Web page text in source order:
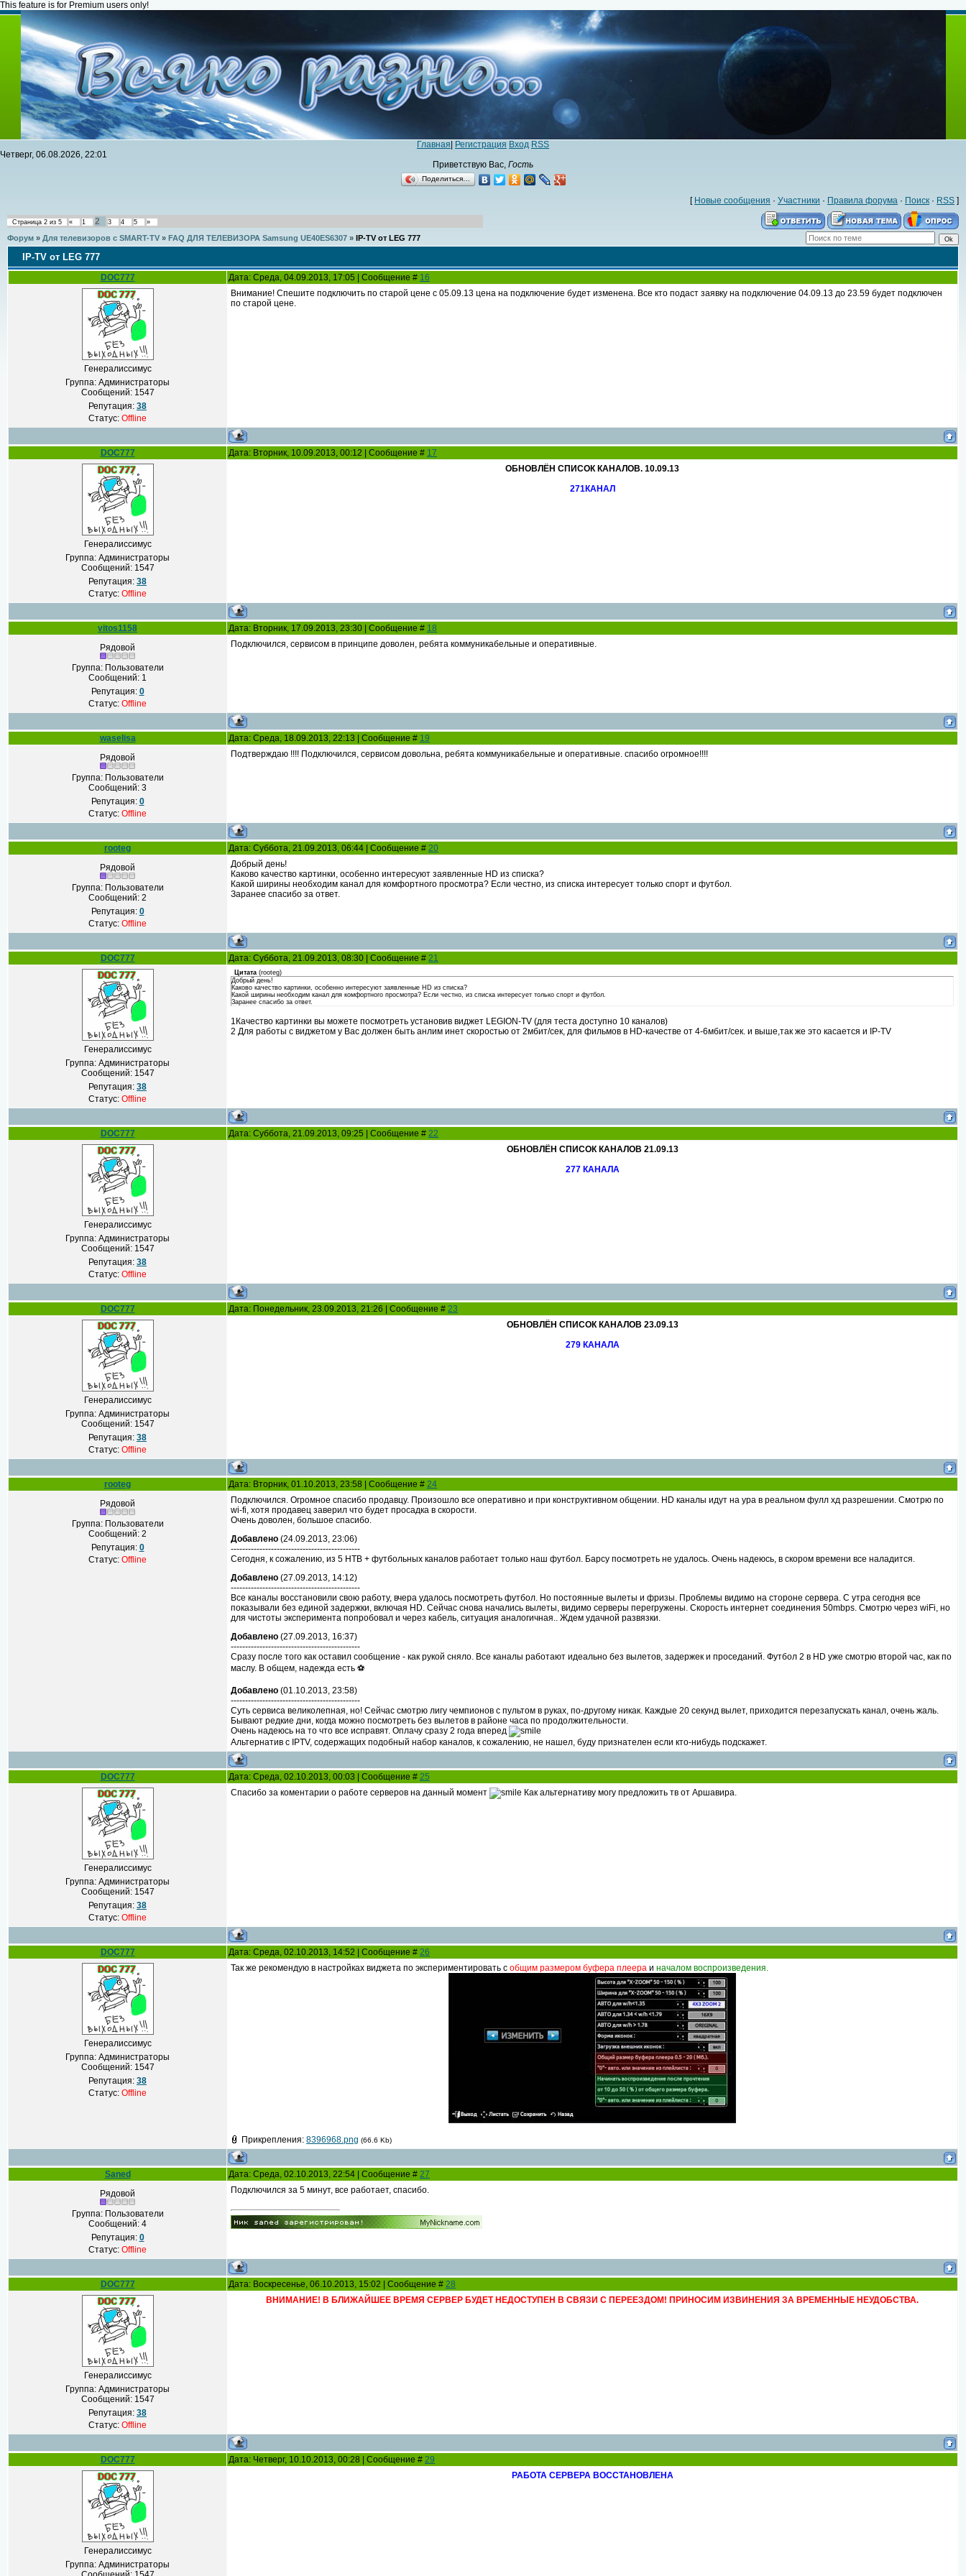
This feature is for Premium users only!
Главная Регистрация Вход RSS
Четверг, 06.08.2026, 22:01
Приветствую Вас, Гость
Поделиться…
[ Новые сообщения · Участники · Правила форума · Поиск · RSS ]
Страница 2 из 5 « 1 2 3 4 5 »
Форум » Для телевизоров с SMART-TV » FAQ ДЛЯ ТЕЛЕВИЗОРА Samsung UE40ES6307 » IP-ТV от LEG 777
IP-ТV от LEG 777
DOC777 Дата: Среда, 04.09.2013, 17:05 | Сообщение # 16
Генералиссимус
Группа: Администраторы
Сообщений: 1547
Репутация: 38
Статус: Offline
Внимание! Спешите подключить по старой цене с 05.09.13 цена на подключение будет изменена. Все кто подаст заявку на подключение 04.09.13 до 23.59 будет подключен
по старой цене.
DOC777 Дата: Вторник, 10.09.2013, 00:12 | Сообщение # 17
Генералиссимус
Группа: Администраторы
Сообщений: 1547
Репутация: 38
Статус: Offline
ОБНОВЛЁН СПИСОК КАНАЛОВ. 10.09.13
271КАНАЛ
vitos1158 Дата: Вторник, 17.09.2013, 23:30 | Сообщение # 18
Рядовой
Группа: Пользователи
Сообщений: 1
Репутация: 0
Статус: Offline
Подключился, сервисом в принципе доволен, ребята коммуникабельные и оперативные.
waselisa Дата: Среда, 18.09.2013, 22:13 | Сообщение # 19
Рядовой
Группа: Пользователи
Сообщений: 3
Репутация: 0
Статус: Offline
Подтверждаю !!!! Подключился, сервисом довольна, ребята коммуникабельные и оперативные. спасибо огромное!!!!
rooteg Дата: Суббота, 21.09.2013, 06:44 | Сообщение # 20
Рядовой
Группа: Пользователи
Сообщений: 2
Репутация: 0
Статус: Offline
Добрый день!
Каково качество картинки, особенно интересуют заявленные HD из списка?
Какой ширины необходим канал для комфортного просмотра? Если честно, из списка интересует только спорт и футбол.
Заранее спасибо за ответ.
DOC777 Дата: Суббота, 21.09.2013, 08:30 | Сообщение # 21
Генералиссимус
Группа: Администраторы
Сообщений: 1547
Репутация: 38
Статус: Offline
Цитата (rooteg)
Добрый день!
Каково качество картинки, особенно интересуют заявленные HD из списка?
Какой ширины необходим канал для комфортного просмотра? Если честно, из списка интересует только спорт и футбол.
Заранее спасибо за ответ.
1Качество картинки вы можете посмотреть установив виджет LEGION-TV (для теста доступно 10 каналов)
2 Для работы с виджетом у Вас должен быть анлим инет скоростью от 2мбит/сек, для фильмов в HD-качестве от 4-6мбит/сек. и выше,так же это касается и IP-TV
DOC777 Дата: Суббота, 21.09.2013, 09:25 | Сообщение # 22
Генералиссимус
Группа: Администраторы
Сообщений: 1547
Репутация: 38
Статус: Offline
ОБНОВЛЁН СПИСОК КАНАЛОВ 21.09.13
277 КАНАЛА
DOC777 Дата: Понедельник, 23.09.2013, 21:26 | Сообщение # 23
Генералиссимус
Группа: Администраторы
Сообщений: 1547
Репутация: 38
Статус: Offline
ОБНОВЛЁН СПИСОК КАНАЛОВ 23.09.13
279 КАНАЛА
rooteg Дата: Вторник, 01.10.2013, 23:58 | Сообщение # 24
Рядовой
Группа: Пользователи
Сообщений: 2
Репутация: 0
Статус: Offline
Подключился. Огромное спасибо продавцу. Произошло все оперативно и при конструктивном общении. HD каналы идут на ура в реальном фулл хд разрешении. Смотрю по
wi-fi, хотя продавец заверил что будет просадка в скорости.
Очень доволен, большое спасибо.
Добавлено (24.09.2013, 23:06)
---------------------------------------------
Сегодня, к сожалению, из 5 НТВ + футбольных каналов работает только наш футбол. Барсу посмотреть не удалось. Очень надеюсь, в скором времени все наладится.
Добавлено (27.09.2013, 14:12)
---------------------------------------------
Все каналы восстановили свою работу, вчера удалось посмотреть футбол. Но постоянные вылеты и фризы. Проблемы видимо на стороне сервера. С утра сегодня все
показывали без единой задержки, включая HD. Сейчас снова начались вылеты, видимо серверы перегружены. Скорость интернет соединения 50mbps. Смотрю через wiFi, но
для чистоты эксперимента попробовал и через кабель, ситуация аналогичная.. Ждем удачной развязки.
Добавлено (27.09.2013, 16:37)
---------------------------------------------
Сразу после того как оставил сообщение - как рукой сняло. Все каналы работают идеально без вылетов, задержек и проседаний. Футбол 2 в HD уже смотрю второй час, как по
маслу. В общем, надежда есть ⚽️
Добавлено (01.10.2013, 23:58)
---------------------------------------------
Суть сервиса великолепная, но! Сейчас смотрю лигу чемпионов с пультом в руках, по-другому никак. Каждые 20 секунд вылет, приходится перезапускать канал, очень жаль.
Бывают редкие дни, когда можно посмотреть без вылетов в районе часа по продолжительности.
Очень надеюсь на то что все исправят. Оплачу сразу 2 года вперед
Альтернатив с IPTV, содержащих подобный набор каналов, к сожалению, не нашел, буду признателен если кто-нибудь подскажет.
DOC777 Дата: Среда, 02.10.2013, 00:03 | Сообщение # 25
Генералиссимус
Группа: Администраторы
Сообщений: 1547
Репутация: 38
Статус: Offline
Спасибо за коментарии о работе серверов на данный момент Как альтернативу могу предложить тв от Аршавира.
DOC777 Дата: Среда, 02.10.2013, 14:52 | Сообщение # 26
Генералиссимус
Группа: Администраторы
Сообщений: 1547
Репутация: 38
Статус: Offline
Так же рекомендую в настройках виджета по экспериментировать с общим размером буфера плеера и началом воспроизведения.
Прикрепления: 8396968.png (66.6 Kb)
Saned Дата: Среда, 02.10.2013, 22:54 | Сообщение # 27
Рядовой
Группа: Пользователи
Сообщений: 4
Репутация: 0
Статус: Offline
Подключился за 5 минут, все работает, спасибо.
DOC777 Дата: Воскресенье, 06.10.2013, 15:02 | Сообщение # 28
Генералиссимус
Группа: Администраторы
Сообщений: 1547
Репутация: 38
Статус: Offline
ВНИМАНИЕ! В БЛИЖАЙШЕЕ ВРЕМЯ СЕРВЕР БУДЕТ НЕДОСТУПЕН В СВЯЗИ С ПЕРЕЕЗДОМ! ПРИНОСИМ ИЗВИНЕНИЯ ЗА ВРЕМЕННЫЕ НЕУДОБСТВА.
DOC777 Дата: Четверг, 10.10.2013, 00:28 | Сообщение # 29
Генералиссимус
Группа: Администраторы
РАБОТА СЕРВЕРА ВОССТАНОВЛЕНА